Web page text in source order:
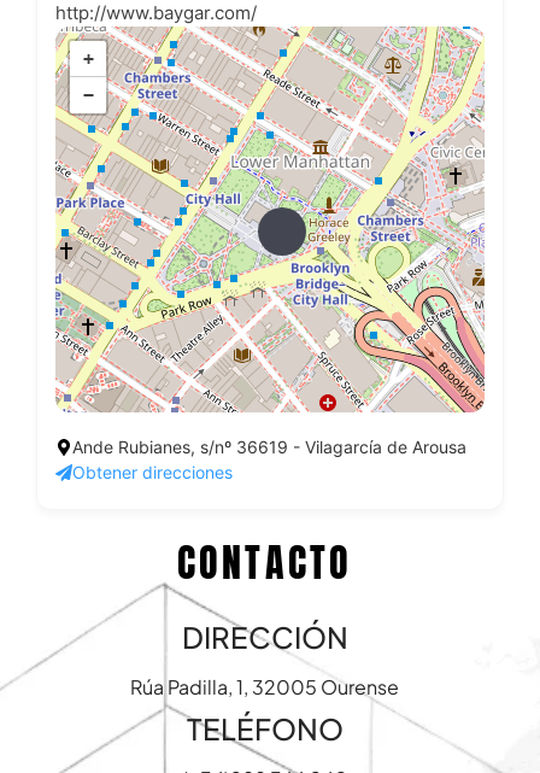
http://www.baygar.com/
+
−
Ande Rubianes, s/nº 36619 - Vilagarcía de Arousa
Obtener direcciones
CONTACTO
DIRECCIÓN
Rúa Padilla, 1, 32005 Ourense
TELÉFONO